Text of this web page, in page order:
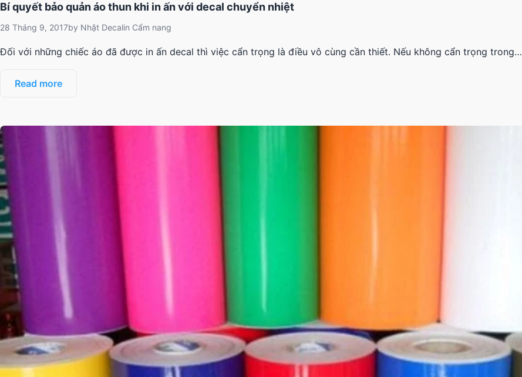
Bí quyết bảo quản áo thun khi in ấn với decal chuyển nhiệt
28 Tháng 9, 2017by Nhật Decalin Cẩm nang
Đối với những chiếc áo đã được in ấn decal thì việc cẩn trọng là điều vô cùng cần thiết. Nếu không cẩn trọng trong…
Read more